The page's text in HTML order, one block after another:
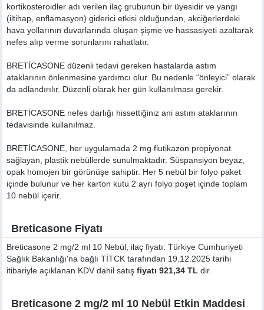
kortikosteroidler adı verilen ilaç grubunun bir üyesidir ve yangı
(iltihap, enflamasyon) giderici etkisi olduğundan, akciğerlerdeki
hava yollarının duvarlarında oluşan şişme ve hassasiyeti azaltarak
nefes alıp verme sorunlarını rahatlatır.
BRETİCASONE düzenli tedavi gereken hastalarda astım
ataklarının önlenmesine yardımcı olur. Bu nedenle “önleyici” olarak
da adlandırılır. Düzenli olarak her gün kullanılması gerekir.
BRETİCASONE nefes darlığı hissettiğiniz ani astım ataklarının
tedavisinde kullanılmaz.
BRETİCASONE, her uygulamada 2 mg flutikazon propiyonat
sağlayan, plastik nebüllerde sunulmaktadır. Süspansiyon beyaz,
opak homojen bir görünüşe sahiptir. Her 5 nebül bir folyo paket
içinde bulunur ve her karton kutu 2 ayrı folyo poşet içinde toplam
10 nebül içerir.
Breticasone Fiyatı
Breticasone 2 mg/2 ml 10 Nebül, ilaç fiyatı: Türkiye Cumhuriyeti
Sağlık Bakanlığı'na bağlı TİTCK tarafından 19.12.2025 tarihi
itibariyle açıklanan KDV dahil satışfiyatı 921,34 TL dir.
Breticasone 2 mg/2 ml 10 Nebül Etkin Maddesi